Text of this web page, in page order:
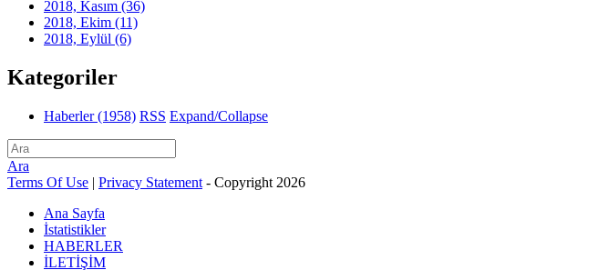
2018, Kasım (36)
2018, Ekim (11)
2018, Eylül (6)
Kategoriler
Haberler(1958) RSS Expand/Collapse
Ara
Terms Of Use | Privacy Statement - Copyright 2026
Ana Sayfa
İstatistikler
HABERLER
İLETİŞİM